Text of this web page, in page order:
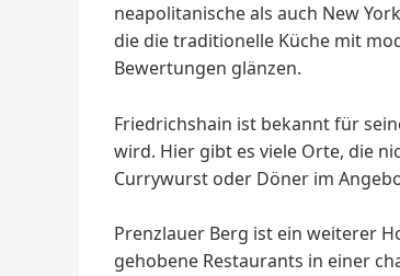
neapolitanische als auch New
die die traditionelle Küche mit
Bewertungen glänzen.
Friedrichshain ist bekannt für
wird. Hier gibt es viele Orte, die
Currywurst oder Döner im
Prenzlauer Berg ist ein weiterer
gehobene Restaurants in einer